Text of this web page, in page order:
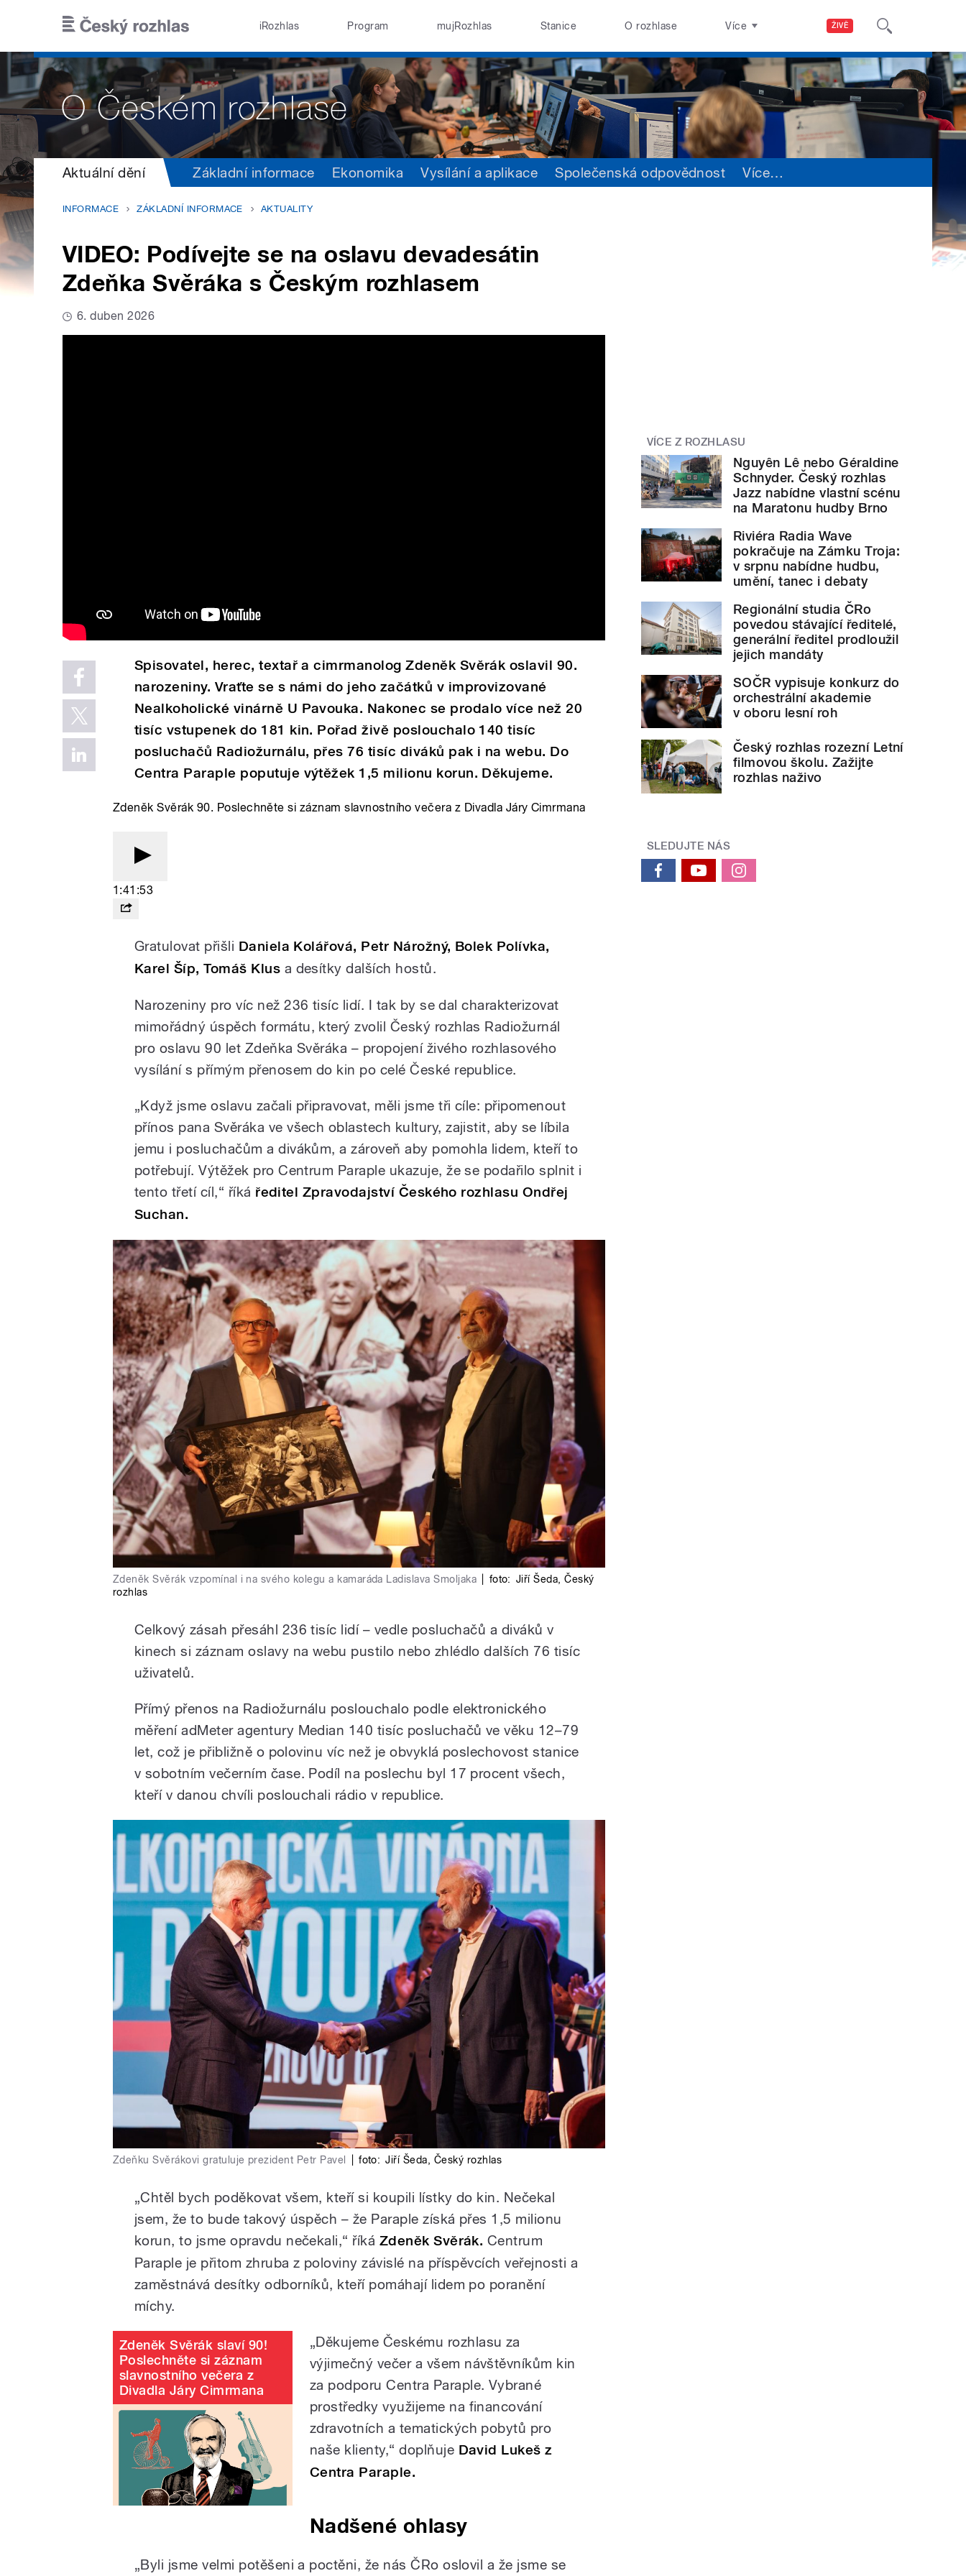
ŽIVĚ
iRozhlas Program mujRozhlas Stanice O rozhlase Více
Aktuální dění Základní informace Ekonomika Vysílání a aplikace Společenská odpovědnost Více…
INFORMACE ZÁKLADNÍ INFORMACE AKTUALITY
VIDEO: Podívejte se na oslavu devadesátin
Zdeňka Svěráka s Českým rozhlasem
6. duben 2026
Spisovatel, herec, textař a cimrmanolog Zdeněk Svěrák oslavil 90.
narozeniny. Vraťte se s námi do jeho začátků v improvizované
Nealkoholické vinárně U Pavouka. Nakonec se prodalo více než 20
tisíc vstupenek do 181 kin. Pořad živě poslouchalo 140 tisíc
posluchačů Radiožurnálu, přes 76 tisíc diváků pak i na webu. Do
Centra Paraple poputuje výtěžek 1,5 milionu korun. Děkujeme.
Zdeněk Svěrák 90. Poslechněte si záznam slavnostního večera z Divadla Járy Cimrmana
1:41:53
Gratulovat přišli Daniela Kolářová, Petr Nárožný, Bolek Polívka,
Karel Šíp, Tomáš Klus a desítky dalších hostů.
Narozeniny pro víc než 236 tisíc lidí. I tak by se dal charakterizovat
mimořádný úspěch formátu, který zvolil Český rozhlas Radiožurnál
pro oslavu 90 let Zdeňka Svěráka – propojení živého rozhlasového
vysílání s přímým přenosem do kin po celé České republice.
„Když jsme oslavu začali připravovat, měli jsme tři cíle: připomenout
přínos pana Svěráka ve všech oblastech kultury, zajistit, aby se líbila
jemu i posluchačům a divákům, a zároveň aby pomohla lidem, kteří to
potřebují. Výtěžek pro Centrum Paraple ukazuje, že se podařilo splnit i
tento třetí cíl,“ říká ředitel Zpravodajství Českého rozhlasu Ondřej
Suchan.
Zdeněk Svěrák vzpomínal i na svého kolegu a kamaráda Ladislava Smoljaka foto: Jiří Šeda,Český
rozhlas
Celkový zásah přesáhl 236 tisíc lidí – vedle posluchačů a diváků v
kinech si záznam oslavy na webu pustilo nebo zhlédlo dalších 76 tisíc
uživatelů.
Přímý přenos na Radiožurnálu poslouchalo podle elektronického
měření adMeter agentury Median 140 tisíc posluchačů ve věku 12–79
let, což je přibližně o polovinu víc než je obvyklá poslechovost stanice
v sobotním večerním čase. Podíl na poslechu byl 17 procent všech,
kteří v danou chvíli poslouchali rádio v republice.
Zdeňku Svěrákovi gratuluje prezident Petr Pavel foto: Jiří Šeda, Český rozhlas
„Chtěl bych poděkovat všem, kteří si koupili lístky do kin. Nečekal
jsem, že to bude takový úspěch – že Paraple získá přes 1,5 milionu
korun, to jsme opravdu nečekali,“ říká Zdeněk Svěrák. Centrum
Paraple je přitom zhruba z poloviny závislé na příspěvcích veřejnosti a
zaměstnává desítky odborníků, kteří pomáhají lidem po poranění
míchy.
Zdeněk Svěrák slaví 90!
Poslechněte si záznam
slavnostního večera z
Divadla Járy Cimrmana
„Děkujeme Českému rozhlasu za
výjimečný večer a všem návštěvníkům kin
za podporu Centra Paraple. Vybrané
prostředky využijeme na financování
zdravotních a tematických pobytů pro
naše klienty,“ doplňuje David Lukeš z
Centra Paraple.
Nadšené ohlasy
„Byli jsme velmi potěšeni a poctěni, že nás ČRo oslovil a že jsme se
VÍCE Z ROZHLASU
Nguyên Lê nebo Géraldine
Schnyder. Český rozhlas
Jazz nabídne vlastní scénu
na Maratonu hudby Brno
Riviéra Radia Wave
pokračuje na Zámku Troja:
v srpnu nabídne hudbu,
umění, tanec i debaty
Regionální studia ČRo
povedou stávající ředitelé,
generální ředitel prodloužil
jejich mandáty
SOČR vypisuje konkurz do
orchestrální akademie
v oboru lesní roh
Český rozhlas rozezní Letní
filmovou školu. Zažijte
rozhlas naživo
SLEDUJTE NÁS